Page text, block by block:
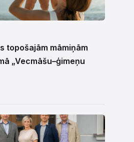
topošajām māmiņām
„Vecmāšu–ģimeņu